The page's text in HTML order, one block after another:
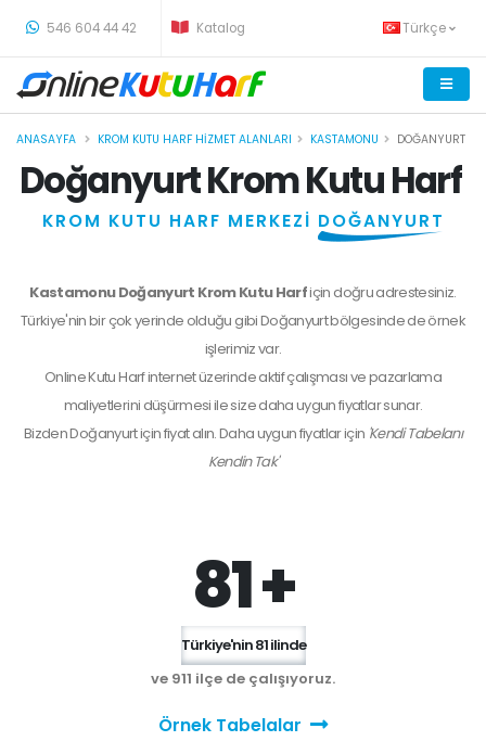
546 604 44 42 Katalog Türkçe
ANASAYFA KROM KUTU HARF HIZMET ALANLARI KASTAMONU DOĞANYURT
Doğanyurt Krom Kutu Harf
KROM KUTU HARF MERKEZİ DOĞANYURT
Kastamonu Doğanyurt Krom Kutu Harfiçin doğru adrestesiniz.
Türkiye'nin bir çok yerinde olduğu gibi Doğanyurt bölgesinde de örnek
işlerimiz var.
Online Kutu Harf internet üzerinde aktif çalışması ve pazarlama
maliyetlerini düşürmesi ile size daha uygun fiyatlar sunar.
BizdenDoğanyurtiçin fiyat alın. Daha uygun fiyatlar için 'Kendi Tabelanı
Kendin Tak'
81 +
Türkiye'nin 81 ilinde
ve 911 ilçe de çalışıyoruz.
Örnek Tabelalar